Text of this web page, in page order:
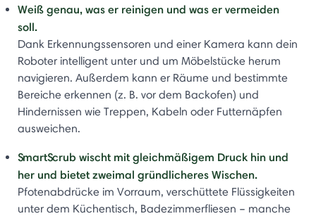
Weiß genau, was er reinigen und was er vermeiden
soll.
Dank Erkennungssensoren und einer Kamera kann dein
Roboter intelligent unter und um Möbelstücke herum
navigieren. Außerdem kann er Räume und bestimmte
Bereiche erkennen (z. B. vor dem Backofen) und
Hindernissen wie Treppen, Kabeln oder Futternäpfen
ausweichen.
SmartScrub wischt mit gleichmäßigem Druck hin und
her und bietet zweimal gründlicheres Wischen.
Pfotenabdrücke im Vorraum, verschüttete Flüssigkeiten
unter dem Küchentisch, Badezimmerfliesen – manche